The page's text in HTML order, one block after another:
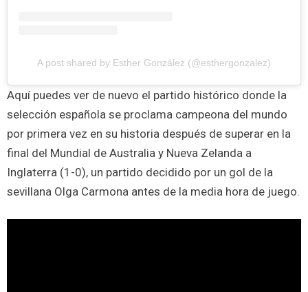
A post shared by Esther González (@esthergonzalez)
Aquí puedes ver de nuevo el partido histórico donde la
selección española se proclama campeona del mundo
por primera vez en su historia después de superar en la
final del Mundial de Australia y Nueva Zelanda a
Inglaterra (1-0), un partido decidido por un gol de la
sevillana Olga Carmona antes de la media hora de juego.